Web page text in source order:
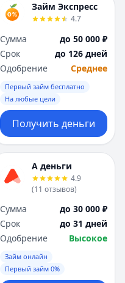
Займ Экспресс
4.7
Сумма
до 50 000 ₽
Срок
до 126 дней
Одобрение
Среднее
Первый займ бесплатно
На любые цели
Получить деньги
А деньги
4.9
(11 отзывов)
Сумма
до 30 000 ₽
Срок
до 31 дней
Одобрение
Высокое
Займ онлайн
Первый займ 0%